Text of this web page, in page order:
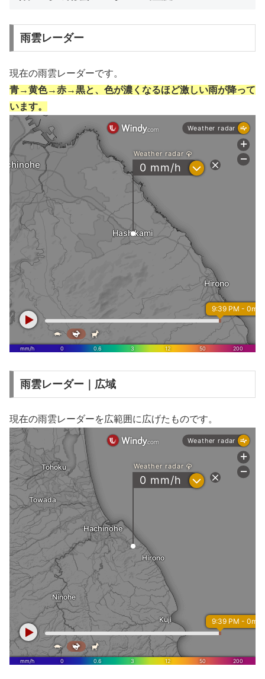
雨雲レーダー
現在の雨雲レーダーです。
青→黄色→赤→黒と、色が濃くなるほど激しい雨が降って
います。
雨雲レーダー｜広域
現在の雨雲レーダーを広範囲に広げたものです。